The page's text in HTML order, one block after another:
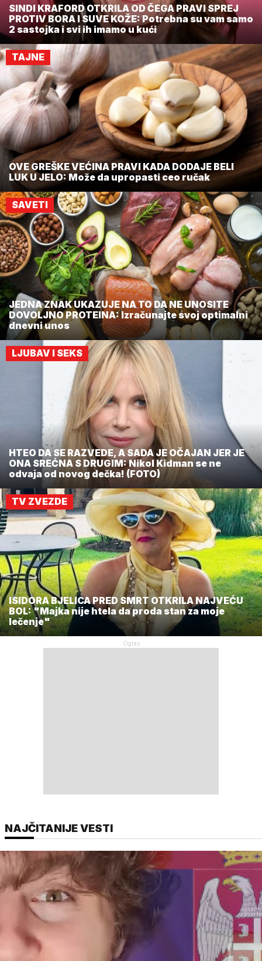
SINDI KRAFORD OTKRILA OD ČEGA PRAVI SPREJ
PROTIV BORA I SUVE KOŽE: Potrebna su vam samo
2 sastojka i svi ih imamo u kući
TAJNE
OVE GREŠKE VEĆINA PRAVI KADA DODAJE BELI
LUK U JELO: Može da upropasti ceo ručak
SAVETI
JEDNA ZNAK UKAZUJE NA TO DA NE UNOSITE
DOVOLJNO PROTEINA: Izračunajte svoj optimalni
dnevni unos
LJUBAV I SEKS
HTEO DA SE RAZVEDE, A SADA JE OČAJAN JER JE
ONA SREĆNA S DRUGIM: Nikol Kidman se ne
odvaja od novog dečka! (FOTO)
TV ZVEZDE
ISIDORA BJELICA PRED SMRT OTKRILA NAJVEĆU
BOL: "Majka nije htela da proda stan za moje
lečenje"
NAJČITANIJE VESTI